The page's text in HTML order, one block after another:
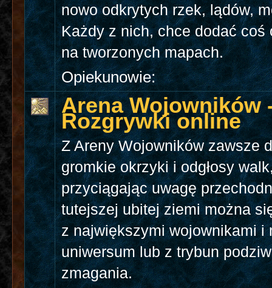
nowo odkrytych rzek, lądów,
Każdy z nich, chce dodać coś
na tworzonych mapach.
Opiekunowie:
Arena Wojowników
Rozgrywki online
Z Areny Wojowników zawsze
gromkie okrzyki i odgłosy
przyciągając uwagę
tutejszej ubitej ziemi można
z największymi wojownikami i
uniwersum lub z trybun
zmagania.